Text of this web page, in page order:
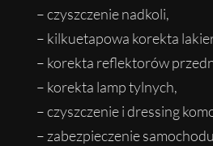
– czyszczenie nadkoli,
– kilkuetapowa korekta
– korekta reflektorów
– korekta lamp tylnych,
– czyszczenie i dressing
– zabezpieczenie